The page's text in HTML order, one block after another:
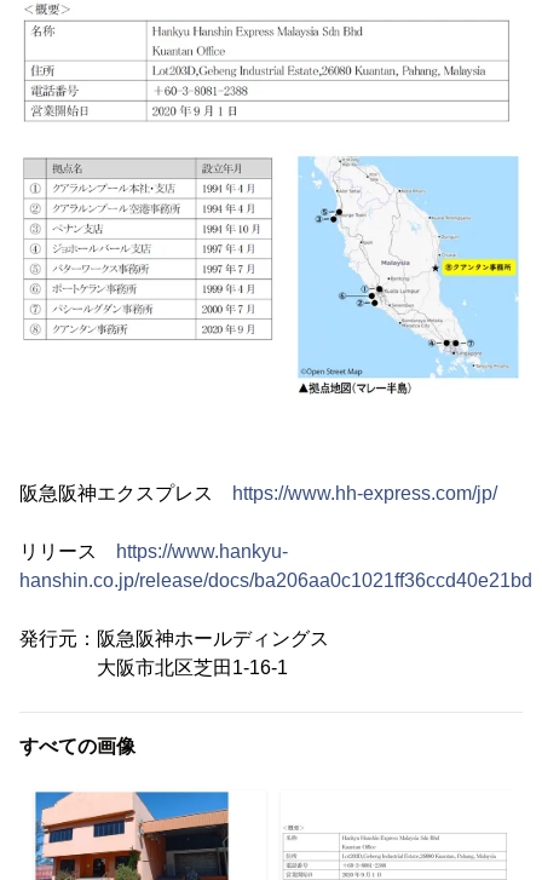
阪急阪神エクスプレス https://www.hh-express.com/jp/
リリース
https://www.hankyu-
hanshin.co.jp/release/docs/
発行元：阪急阪神ホールディングス
大阪市北区芝田1-16-1
すべての画像